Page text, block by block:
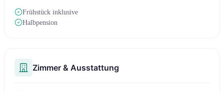
Frühstück inklusive
Halbpension
Zimmer & Ausstattung